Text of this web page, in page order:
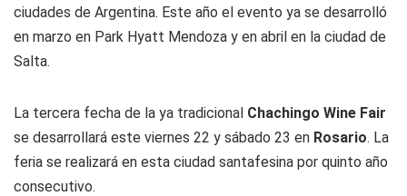
ciudades de Argentina. Este año el evento ya se desarrolló
en marzo en Park Hyatt Mendoza y en abril en la ciudad de
Salta.
La tercera fecha de la ya tradicional Chachingo Wine Fair
se desarrollará este viernes 22 y sábado 23 en Rosario. La
feria se realizará en esta ciudad santafesina por quinto año
consecutivo.